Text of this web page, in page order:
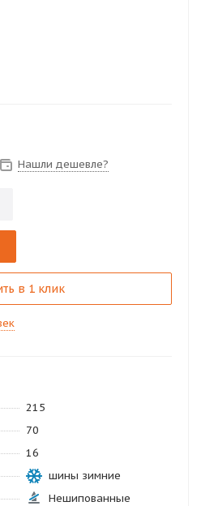
Нашли дешевле?
в 1 клик
215
70
16
шины зимние
Нешипованные